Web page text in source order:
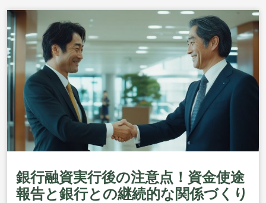
銀行融資実行後の注意点！資金使途
報告と銀行との継続的な関係づくり